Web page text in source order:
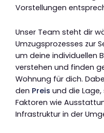
Vorstellungen
Unser Team steht dir
Umzugsprozesses zur
um deine individuellen
verstehen und finden
Wohnung für dich.
den Preis und die
Faktoren wie
Infrastruktur in der